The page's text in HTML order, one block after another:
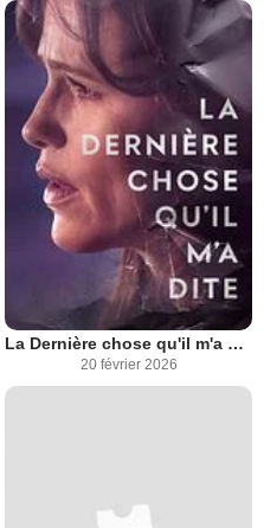
La Dernière chose qu'il m'a dite
20 février 2026